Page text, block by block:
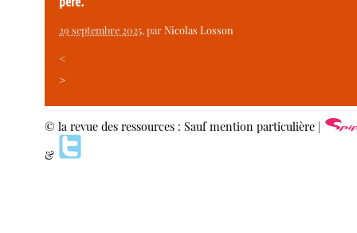
29 septembre 2025, parNicolas Losson
<
>
© la revue des ressources : Sauf mention particulière |
&